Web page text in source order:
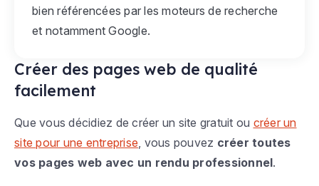
bien référencées par les moteurs de recherche
et notamment Google.
Créer des pages web de qualité
facilement
Que vous décidiez de créer un site gratuit ou créer un
site pour une entreprise, vous pouvez créer toutes
vos pages web avec un rendu professionnel.